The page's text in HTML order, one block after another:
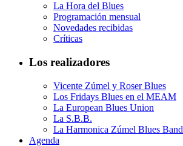
La Hora del Blues
Programación mensual
Novedades recibidas
Críticas
Los realizadores
Vicente Zúmel y Roser Blues
Los Fridays Blues en el MEAM
La European Blues Union
La S.B.B.
La Harmonica Zúmel Blues Band
Agenda